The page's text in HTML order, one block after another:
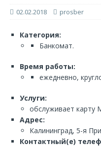
02.02.2018 prosber
Категория:
Банкомат.
Время работы:
ежедневно,
Услуги:
обслуживает карту
Адрес:
Калининград, 5-я
Контактный(е)